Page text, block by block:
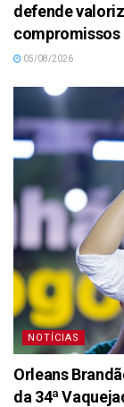
defende
compromissos
05/08/2026
NOTÍCIAS
Orleans
da 34ª